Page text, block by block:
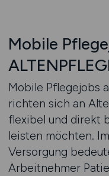
Mobile
Mobile Pflegejobs
richten sich an
flexibel und direkt
leisten möchten.
Versorgung
Arbeitnehmer